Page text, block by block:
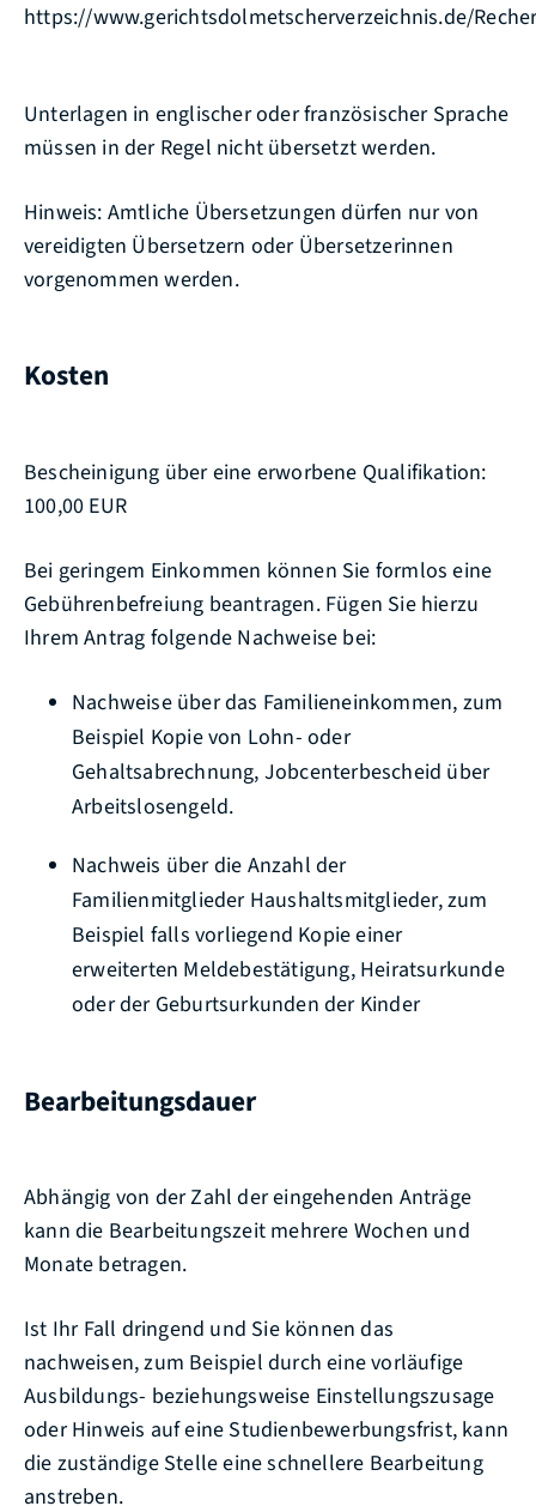
https://www.gerichtsdolmetscherverzeichnis.de/
Unterlagen in englischer oder französischer Sprache
müssen in der Regel nicht übersetzt werden.
Hinweis: Amtliche Übersetzungen dürfen nur von
vereidigten Übersetzern oder Übersetzerinnen
vorgenommen werden.
Kosten
Bescheinigung über eine erworbene Qualifikation:
100,00 EUR
Bei geringem Einkommen können Sie formlos eine
Gebührenbefreiung beantragen. Fügen Sie hierzu
Ihrem Antrag folgende Nachweise bei:
Nachweise über das Familieneinkommen, zum
Beispiel Kopie von Lohn- oder
Gehaltsabrechnung, Jobcenterbescheid über
Arbeitslosengeld.
Nachweis über die Anzahl der
Familienmitglieder Haushaltsmitglieder,zum
Beispiel falls vorliegend Kopie einer
erweiterten Meldebestätigung, Heiratsurkunde
oder der Geburtsurkunden der Kinder
Bearbeitungsdauer
Abhängig von der Zahl der eingehenden Anträge
kann die Bearbeitungszeit mehrere Wochen und
Monate betragen.
Ist Ihr Fall dringend und Sie können das
nachweisen, zum Beispiel durch eine vorläufige
Ausbildungs- beziehungsweise Einstellungszusage
oder Hinweis auf eine Studienbewerbungsfrist, kann
die zuständige Stelle eine schnellere Bearbeitung
anstreben.